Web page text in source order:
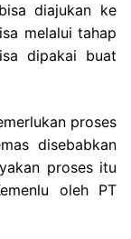
diajukan ke
melalui tahap
dipakai buat
proses
disebabkan
proses itu
oleh PT